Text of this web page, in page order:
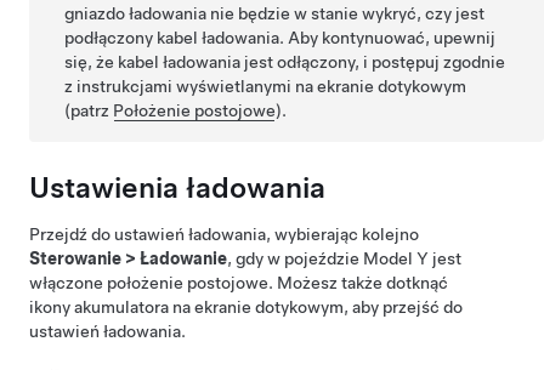
gniazdo ładowania nie będzie w stanie wykryć, czy jest
podłączony kabel ładowania. Aby kontynuować, upewnij
się, że kabel ładowania jest odłączony, i postępuj zgodnie
z instrukcjami wyświetlanymi na ekranie dotykowym
(patrz Położenie postojowe).
Ustawienia ładowania
Przejdź do ustawień ładowania, wybierając kolejno
Sterowanie > Ładowanie, gdy w pojeździe Model Y jest
włączone położenie postojowe. Możesz także dotknąć
ikony akumulatora na ekranie dotykowym, aby przejść do
ustawień ładowania.